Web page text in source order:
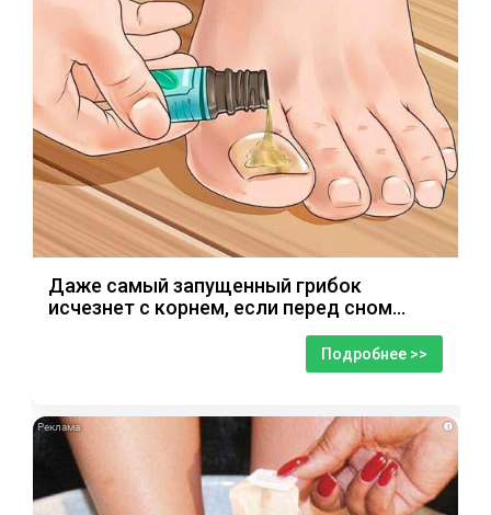
Даже самый запущенный грибок
исчезнет с корнем, если перед сном…
Подробнее >>
i